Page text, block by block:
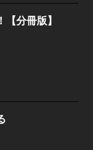
分冊版】